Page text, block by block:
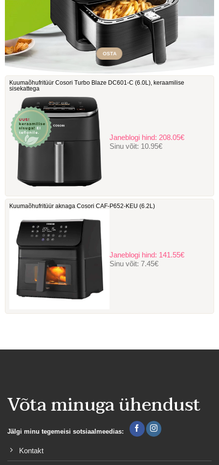
OSTA
Kuumaõhufritüür Cosori Turbo Blaze DC601-C ‎(6.0L), keraamilise
sisekattega
Janeblogi hind: 208.05€
Sinu võit: 10.95€
Kuumaõhufritüür aknaga Cosori ‎CAF-P652-KEU (6.2L)
Janeblogi hind: 141.55€
Sinu võit: 7.45€
Võta minuga ühendust
Jälgi minu tegemeisi sotsiaalmeedias:
Kontakt